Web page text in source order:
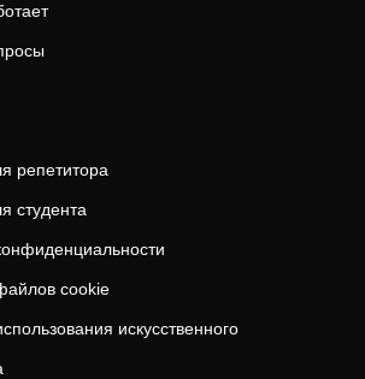
репетитора
студента
cookie
искусственного